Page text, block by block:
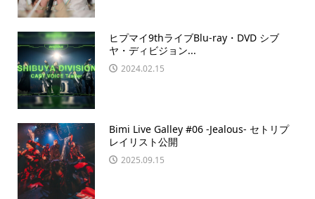
ヒプマイ9thライブBlu-ray・DVD シブ
ヤ・ディビジョン...
2024.02.15
Bimi Live Galley #06 -Jealous- セトリプ
レイリスト公開
2025.09.15